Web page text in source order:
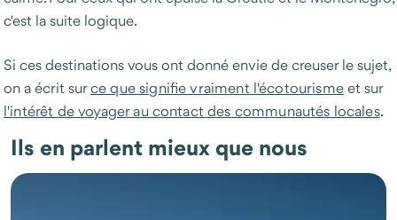
c'est la suite logique.
Si ces destinations vous ont donné envie de creuser le sujet,
on a écrit surce que signifie vraiment l'écotourismeet sur
l'intérêt de voyager au contact des communautés locales.
Ils en parlent mieux que nous